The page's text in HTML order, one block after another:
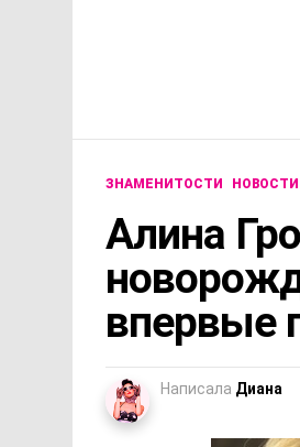
ЗНАМЕНИТОСТИ
Алина
впервые
Написала Диана